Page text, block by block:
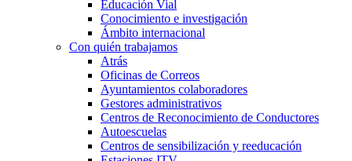
Educación Vial
Conocimiento e investigación
Ámbito internacional
Con quién trabajamos
Atrás
Oficinas de Correos
Ayuntamientos colaboradores
Gestores administrativos
Centros de Reconocimiento de Conductores
Autoescuelas
Centros de sensibilización y reeducación